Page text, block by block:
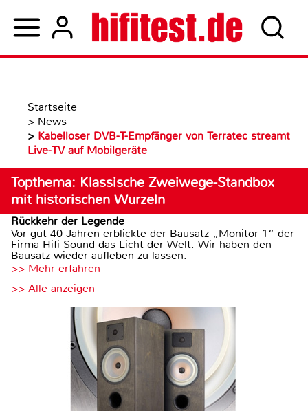
Startseite
> News
> Kabelloser DVB-T-Empfänger von Terratec streamt
Live-TV auf Mobilgeräte
Topthema: Klassische Zweiwege-Standbox
mit historischen Wurzeln
Rückkehr der Legende
Vor gut 40 Jahren erblickte der Bausatz „Monitor 1“ der
Firma Hifi Sound das Licht der Welt. Wir haben den
Bausatz wieder aufleben zu lassen.
>> Mehr erfahren
>> Alle anzeigen